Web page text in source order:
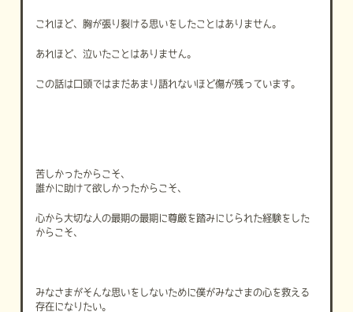
これほど、胸が張り裂ける思いをしたことはありません。
あれほど、泣いたことはありません。
この話は口頭ではまだあまり語れないほど傷が残っています。
苦しかったからこそ、
誰かに助けて欲しかったからこそ、
心から大切な人の最期の最期に尊厳を踏みにじられた経験をした
からこそ、
みなさまがそんな思いをしないために僕がみなさまの心を救える
存在になりたい。